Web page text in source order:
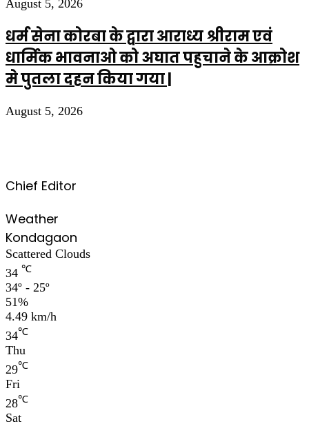
August 5, 2026
धर्म सेना कोरबा के द्वारा आराध्य श्रीराम एवं
धार्मिक भावनाओ को अघात पहुचाने के आक्रोश
मे पुतला दहन किया गया |
August 5, 2026
Chief Editor
Weather
Kondagaon
Scattered Clouds
34 ℃
34º - 25º
51%
4.49 km/h
34℃
Thu
29℃
Fri
28℃
Sat